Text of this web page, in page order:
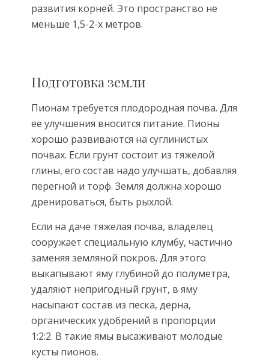
развития корней. Это пространство не
меньше 1,5-2-х метров.
Подготовка земли
Пионам требуется плодородная почва. Для
ее улучшения вносится питание. Пионы
хорошо развиваются на суглинистых
почвах. Если грунт состоит из тяжелой
глины, его состав надо улучшать, добавляя
перегной и торф. Земля должна хорошо
дренироваться, быть рыхлой.
Если на даче тяжелая почва, владелец
сооружает специальную клумбу, частично
заменяя земляной покров. Для этого
выкапывают яму глубиной до полуметра,
удаляют непригодный грунт, в яму
насыпают состав из песка, дерна,
органических удобрений в пропорции
1:2:2. В такие ямы высаживают молодые
кусты пионов.